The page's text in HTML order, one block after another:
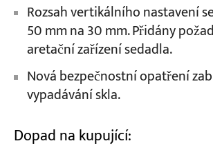
Rozsah vertikálního nastavení
50 mm na 30 mm. Přidány
aretační zařízení sedadla.
Nová bezpečnostní opatření
vypadávání skla.
Dopad na kupující: